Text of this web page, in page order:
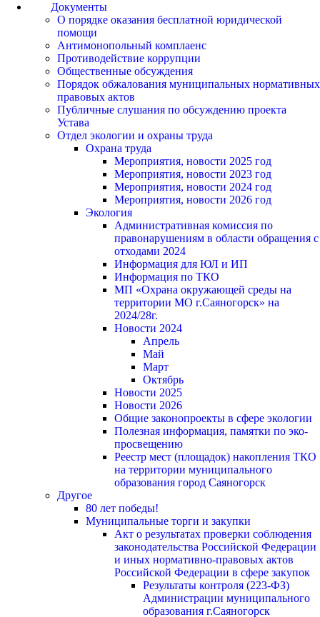
Документы
О порядке оказания бесплатной юридической
помощи
Антимонопольный комплаенс
Противодействие коррупции
Общественные обсуждения
Порядок обжалования муниципальных нормативных
правовых актов
Публичные слушания по обсуждению проекта
Устава
Отдел экологии и охраны труда
Охрана труда
Мероприятия, новости 2025 год
Мероприятия, новости 2023 год
Мероприятия, новости 2024 год
Мероприятия, новости 2026 год
Экология
Административная комиссия по
правонарушениям в области обращения с
отходами 2024
Информация для ЮЛ и ИП
Информация по ТКО
МП «Охрана окружающей среды на
территории МО г.Саяногорск» на
2024/28г.
Новости 2024
Апрель
Май
Март
Октябрь
Новости 2025
Новости 2026
Общие законопроекты в сфере экологии
Полезная информация, памятки по эко-
просвещению
Реестр мест (площадок) накопления ТКО
на территории муниципального
образования город Саяногорск
Другое
80 лет победы!
Муниципальные торги и закупки
Акт о результатах проверки соблюдения
законодательства Российской Федерации
и иных нормативно-правовых актов
Российской Федерации в сфере закупок
Результаты контроля (223-ФЗ)
Администрации муниципального
образования г.Саяногорск